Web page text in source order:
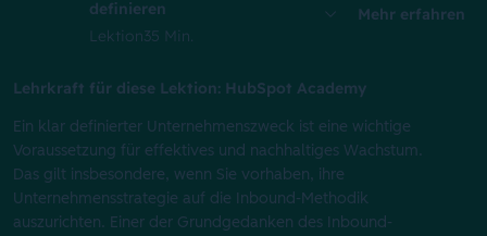
definieren
Lektion35 Min.
Mehr erfahren
Lehrkraft für diese Lektion: HubSpot Academy
Ein klar definierter Unternehmenszweck ist eine wichtige
Voraussetzung für effektives und nachhaltiges Wachstum.
Das gilt insbesondere, wenn Sie vorhaben, ihre
Unternehmensstrategie auf die Inbound-Methodik
auszurichten. Einer der Grundgedanken des Inbound-